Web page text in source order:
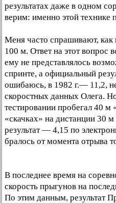
результатах даже в одном
верим: именно этой технике
Меня часто спрашивают, как
100 м. Ответ на этот вопрос
ему не представлялось
спринте, а официальный
ошибаюсь, в 1982 г.— 11,2,
скоростных данных Олега.
тестировании пробегал 40
«скачках» на дистанции 30
результат — 4,15 по
бралось от момента отрыва
В последнее время на
скорость прыгунов на
По этим данным, результат